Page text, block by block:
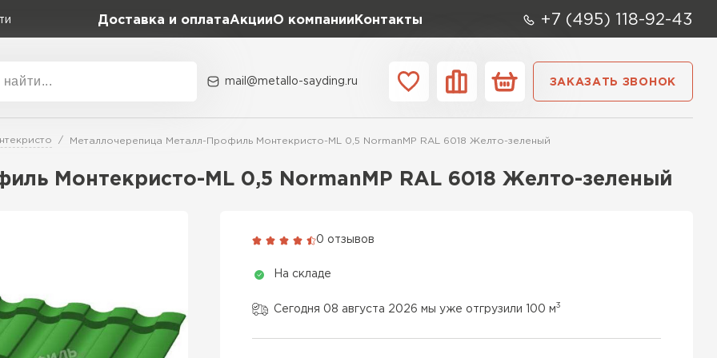
Доставка и оплатаАкцииО компании Контакты +7 (495) 118-92-43
Classic Grand Line
Kamea Grand Line
Монтеррей Grand Line
Доборные элементы
mail@metallo-sayding.ru ЗАКАЗАТЬ ЗВОНОК
Металлочерепица Металл-Профиль Монтекристо-ML 0,5 NormanMP RAL 6018 Желто-зеленый
Монтекристо-ML 0,5 NormanMP RAL 6018 Желто-зеленый
0 отзывов
На складе
Сегодня 08 августа 2026 мы уже отгрузили 100 м3